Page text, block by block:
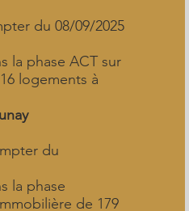
du 08/09/2025
la phase ACT sur
logements à
du
la phase
de 179